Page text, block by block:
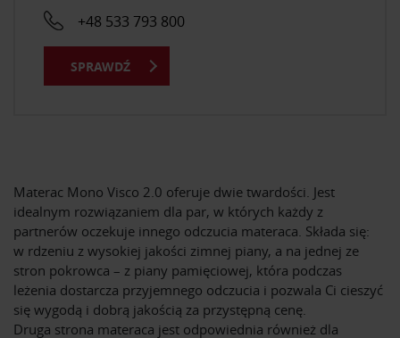
Materac Mono Visco 2.0 oferuje dwie twardości. Jest
idealnym rozwiązaniem dla par, w których każdy z
partnerów oczekuje innego odczucia materaca. Składa się:
w rdzeniu z wysokiej jakości zimnej piany, a na jednej ze
stron pokrowca – z piany pamięciowej, która podczas
leżenia dostarcza przyjemnego odczucia i pozwala Ci cieszyć
się wygodą i dobrą jakością za przystępną cenę.
Druga strona materaca jest odpowiednia również dla
+48 533 793 800
SPRAWDŹ